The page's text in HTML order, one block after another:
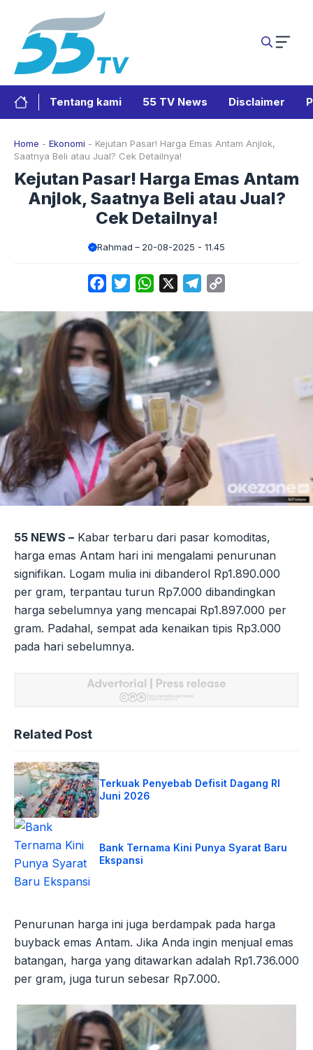
Tentang kami 55 TV News Disclaimer
Home - Ekonomi - Kejutan Pasar! Harga Emas Antam Anjlok,
Saatnya Beli atau Jual? Cek Detailnya!
Kejutan Pasar! Harga Emas Antam
Anjlok, Saatnya Beli atau Jual?
Cek Detailnya!
Rahmad 20-08-2025 - 11.45
FacebookTwitterWhatsApp Telegram
55 NEWS – Kabar terbaru dari pasar komoditas,
harga emas Antam hari ini mengalami penurunan
signifikan. Logam mulia ini dibanderol Rp1.890.000
per gram, terpantau turun Rp7.000 dibandingkan
harga sebelumnya yang mencapai Rp1.897.000 per
gram. Padahal, sempat ada kenaikan tipis Rp3.000
pada hari sebelumnya.
Related Post
Terkuak Penyebab Defisit Dagang RI
Juni 2026
Bank Ternama Kini Punya Syarat Baru
Ekspansi
Penurunan harga ini juga berdampak pada harga
buyback emas Antam. Jika Anda ingin menjual emas
batangan, harga yang ditawarkan adalah Rp1.736.000
per gram, juga turun sebesar Rp7.000.